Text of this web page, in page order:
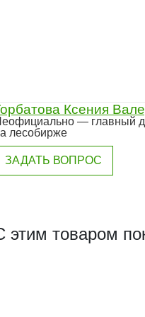
Ксения
— главный
лесобирже
ЗАДАТЬ ВОПРОС